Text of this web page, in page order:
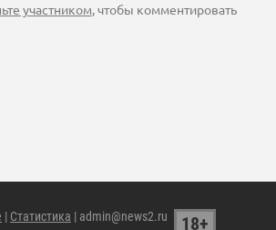
участником, чтобы комментировать
| Статистика | admin@news2.ru 18+